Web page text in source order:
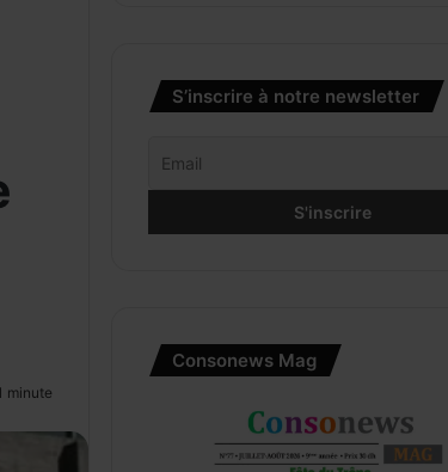
minute
S’inscrire à notre newsletter
Consonews Mag